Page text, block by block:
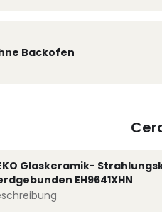
Backofen
Glaskeramik-
EH9641XHN